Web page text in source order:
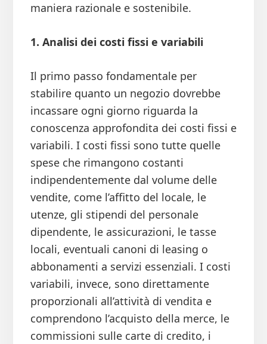
maniera razionale e sostenibile.
1. Analisi dei costi fissi e variabili
Il primo passo fondamentale per
stabilire quanto un negozio dovrebbe
incassare ogni giorno riguarda la
conoscenza approfondita dei costi fissi e
variabili. I costi fissi sono tutte quelle
spese che rimangono costanti
indipendentemente dal volume delle
vendite, come l’affitto del locale, le
utenze, gli stipendi del personale
dipendente, le assicurazioni, le tasse
locali, eventuali canoni di leasing o
abbonamenti a servizi essenziali. I costi
variabili, invece, sono direttamente
proporzionali all’attività di vendita e
comprendono l’acquisto della merce, le
commissioni sulle carte di credito, i